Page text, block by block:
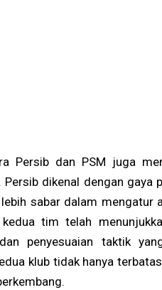
Persib dan PSM juga
dikenal dengan gaya
sabar dalam mengatur
tim telah
penyesuaian taktik
klub tidak hanya